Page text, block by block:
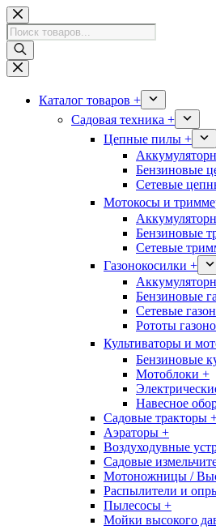
Перейти
к
сути
Поиск
товаров
Каталог товаров +
Садовая техника +
Цепные пилы +
Бензиновые
Сетевые
Мотокосы и
Бензиновые
Сетевые
Газонокосилки +
Бензиновые
Сетевые
Рототы
Культиваторы и
Бензиновые
Мотоблоки +
Навесное
Садовые тракторы
Аэраторы +
Воздуходувные
Садовые
Мотоножницы /
Распылители и
Пылесосы +
Мойки высокого